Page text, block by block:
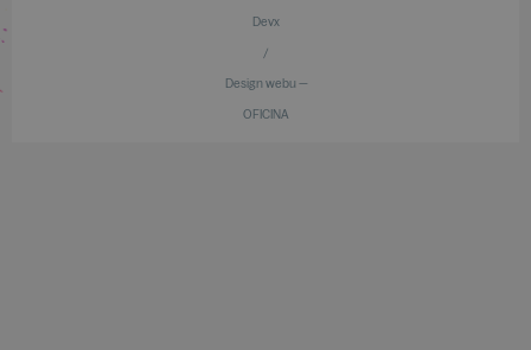
Devx
/
Design webu —
OFICINA